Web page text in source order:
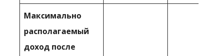
Максимально
располагаемый
доход после